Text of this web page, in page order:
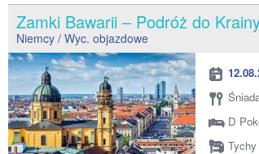
Zamki Bawarii – Podróż do
Niemcy / Wyc. objazdowe
D